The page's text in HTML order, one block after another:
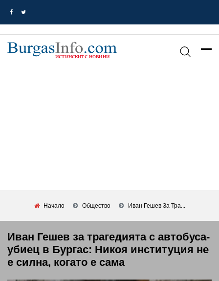
Начало Общество Иван Гешев За Тра...
Иван Гешев за трагедията с автобуса-
убиец в Бургас: Никоя институция не
е силна, когато е сама